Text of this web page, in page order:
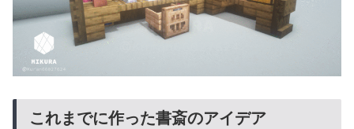
これまでに作った書斎のアイデア